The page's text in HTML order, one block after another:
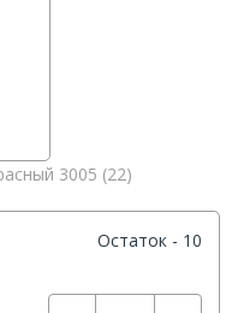
Остаток - 10